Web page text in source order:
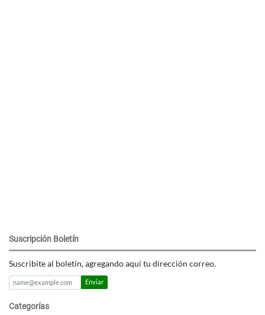
Suscripción Boletín
Suscribite al boletín, agregando aquí tu dirección correo.
Enviar
Categorías